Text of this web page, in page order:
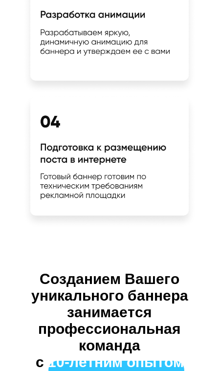
уникального баннера
профессиональная
опытом
Созданием Вашего
уникального баннера
занимается
профессиональная
команда
с 10-летним опытом